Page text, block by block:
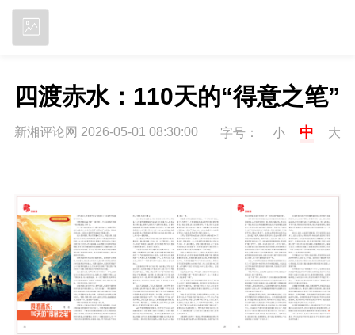
四渡赤水：110天的“得意之笔”
新湘评论网 2026-05-01 08:30:00 字号： 小 中 大